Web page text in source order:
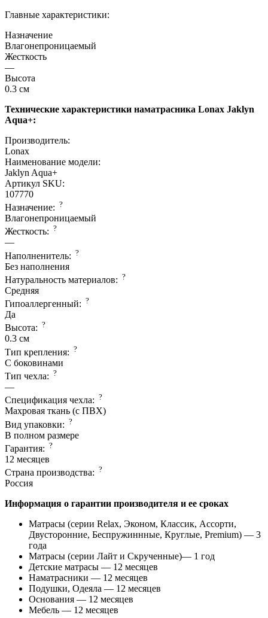
Главные характеристики:
Назначение
Влагонепроницаемый
Жесткость
—
Высота
0.3 см
Технические характеристики наматрасника Lonax Jaklyn
Aqua+:
Производитель:
Lonax
Наименование модели:
Jaklyn Aqua+
Артикул SKU:
107770
Назначение: ?
Влагонепроницаемый
Жесткость: ?
—
Наполненитель: ?
Без наполнения
Натуральность материалов: ?
Средняя
Гипоаллергенный: ?
Да
Высота: ?
0.3 см
Тип крепления: ?
С боковинами
Тип чехла: ?
—
Спецификация чехла: ?
Махровая ткань (с ПВХ)
Вид упаковки: ?
В полном размере
Гарантия: ?
12 месяцев
Страна производcтва: ?
Россия
Информация о гарантии производителя и ее сроках
Матрасы (серии Relax, Эконом, Классик, Ассорти,
Двусторонние, Беспружиннные, Круглые, Premium) — 3
года
Матрасы (серии Лайт и Скрученные)— 1 год
Детские матрасы — 12 месяцев
Наматрасники — 12 месяцев
Подушки, Одеяла — 12 месяцев
Основания — 12 месяцев
Мебель — 12 месяцев